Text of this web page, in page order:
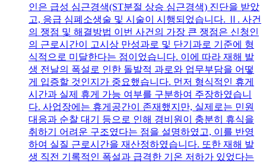
인은 급성 심근경색(ST분절 상승 심근경색) 진단을 받았
고, 응급 심폐소생술 및 시술이 시행되었습니다. Ⅱ. 사건
의 쟁점 및 해결방법 이번 사건의 가장 큰 쟁점은 신청인
의 근로시간이 고시상 만성과로 및 단기과로 기준에 형
식적으로 미달한다는 점이었습니다. 이에 따라 재해 발
생 전날의 폭설로 인한 돌발적 과로와 업무부담을 어떻
게 입증할 것인지가 중요했습니다. 먼저 형식적인 휴게
시간과 실제 휴게 가능 여부를 구분하여 주장하였습니
다. 사업장에는 휴게공간이 존재했지만, 실제로는 민원
대응과 순찰 대기 등으로 인해 경비원이 충분히 휴식을
취하기 어려운 구조였다는 점을 설명하였고, 이를 반영
하여 실질 근로시간을 재산정하였습니다. 또한 재해 발
생 직전 기록적인 폭설과 급격한 기온 저하가 있었다는